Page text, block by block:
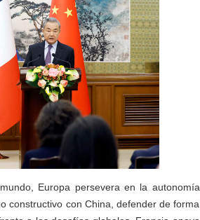
Europa persevera en la autonomía
constructivo con China, defender de forma